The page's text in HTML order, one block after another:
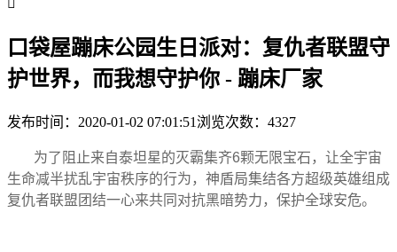

口袋屋蹦床公园生日派对：复仇者联盟守
护世界，而我想守护你 - 蹦床厂家
发布时间： 2020-01-02 07:01:51 浏览次数：4327
为了阻止来自泰坦星的灭霸集齐6颗无限宝石，让全宇宙
生命减半扰乱宇宙秩序的行为，神盾局集结各方超级英雄组成
复仇者联盟团结一心来共同对抗黑暗势力，保护全球安危。